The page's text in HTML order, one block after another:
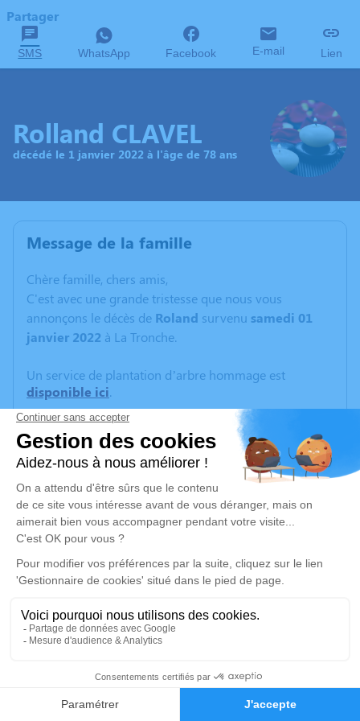
Faire-part Hommages
Partager
SMS WhatsApp Facebook E-mail Lien
Rolland CLAVEL
décédé le 1 janvier 2022 à l'âge de 78 ans
Message de la famille
Chère famille, chers amis,
C'est avec une grande tristesse que nous vous
annonçons le décès de Roland survenu samedi 01
janvier 2022 à La Tronche.
Un service de plantation d’arbre hommage est
disponible ici.
Je rends hommage
Crémation
lundi 10 janvier 2022 à 11h30
Crématorium de Gières
Route du Mûrier
38610 Gières
Je rends hommage
Déroulé des obsèques
Crémation